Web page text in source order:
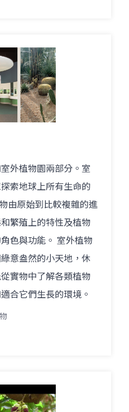
外植物園兩部分。室
索地球上所有生命的
由原始到比較複雜的進
繁殖上的特性及植物
色與功能。 室外植物
意盎然的小天地，休
實物中了解各類植物
合它們生長的環境。